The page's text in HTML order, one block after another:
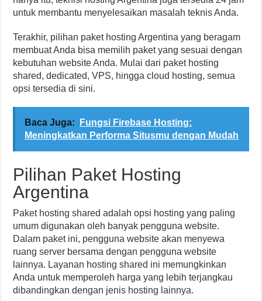
untuk membantu menyelesaikan masalah teknis Anda.
Terakhir, pilihan paket hosting Argentina yang beragam
membuat Anda bisa memilih paket yang sesuai dengan
kebutuhan website Anda. Mulai dari paket hosting
shared, dedicated, VPS, hingga cloud hosting, semua
opsi tersedia di sini.
Baca Juga:
Fungsi Firebase Hosting:
Meningkatkan Performa Situsmu dengan Mudah
Pilihan Paket Hosting
Argentina
Paket hosting shared adalah opsi hosting yang paling
umum digunakan oleh banyak pengguna website.
Dalam paket ini, pengguna website akan menyewa
ruang server bersama dengan pengguna website
lainnya. Layanan hosting shared ini memungkinkan
Anda untuk memperoleh harga yang lebih terjangkau
dibandingkan dengan jenis hosting lainnya.